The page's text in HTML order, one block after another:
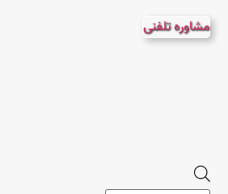
محتوا
مشاوره تلفنی